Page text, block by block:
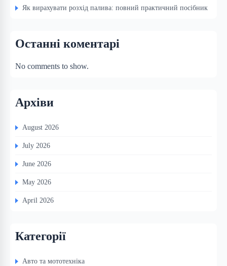
Як вирахувати розхід палива: повний практичний посібник
Останні коментарі
No comments to show.
Архіви
August 2026
July 2026
June 2026
May 2026
April 2026
Категорії
Авто та мототехніка